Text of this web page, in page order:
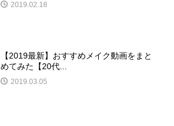
2019.02.18
【2019最新】おすすめメイク動画をまと
めてみた【20代...
2019.03.05